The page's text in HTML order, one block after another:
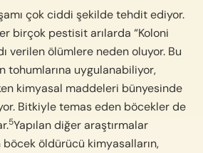
çok ciddi şekilde tehdit ediyor.
birçok pestisit arılarda “Koloni
verilen ölümlere neden oluyor. Bu
tohumlarına uygulanabiliyor,
kimyasal maddeleri bünyesinde
Bitkiyle temas eden böcekler de
5Yapılan diğer araştırmalar
öldürücü kimyasalların,